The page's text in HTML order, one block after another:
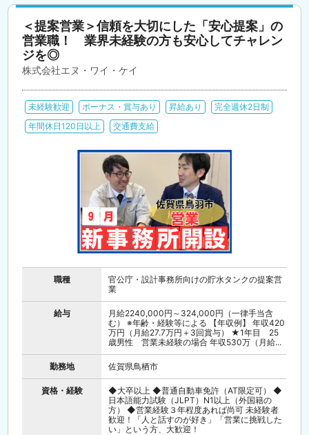
＜提案営業＞信頼を大切にした「安心提案」の
営業職！ 業界未経験の方も安心してチャレン
ジを◎
株式会社エヌ・ワイ・ケイ
未経験歓迎 ボーナス・賞与あり 昇給あり
完全週休2日制
年間休日120日以上
交通費支給
職種
官公庁・設計事務所向けの貯水タンクの提案営
業
給与
月給2240,000円～324,000円（一律手当含
む） ※年齢・経験等による 【年収例】 年収420
万円（月給27.7万円＋3回賞与） ★1年目 25
歳男性 営業未経験の場合 年収530万（月給...
勤務地 佐賀県鳥栖市
資格・経験
◆大卒以上 ◆普通自動車免許（AT限定可） ◆
日本語能力試験（JLPT）N1以上（外国籍の
方） ◆営業経験３年程度あれば尚可 未経験者
歓迎！「人と話すのが好き」「営業に挑戦した
い」という方、大歓迎！